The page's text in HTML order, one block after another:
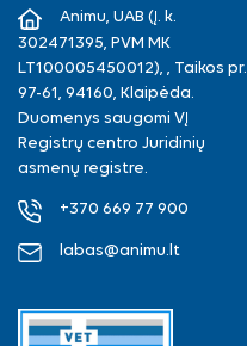
Animu, UAB (Į. k.
302471395, PVM MK
LT100005450012), , Taikos pr.
97-61, 94160, Klaipėda.
Duomenys saugomi VĮ
Registrų centro Juridinių
asmenų registre.
+370 669 77 900
labas@animu.lt